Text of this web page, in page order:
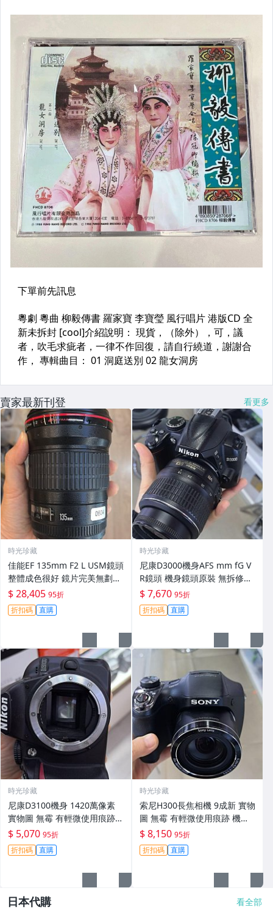
賣家最新刊登 看更多
時光珍藏
佳能EF 135mm F2 L USM鏡頭
整體成色很好 鏡片完美無劃痕
功能一切正常 無拆修無-3430
$ 28,405 95折
折扣碼 直購
時光珍藏
尼康D3000機身AFS mm fG V
R鏡頭 機身鏡頭原裝 無拆修無
翻新 有輕微使用痕跡 鏡頭-34
30
$ 7,670 95折
折扣碼 直購
時光珍藏
尼康D3100機身 1420萬像素
實物圖 無霉 有輕微使用痕跡
機身原裝 無拆修無翻新 臨-34
3
$ 5,070 95折
折扣碼 直購
時光珍藏
索尼H300長焦相機 9成新 實物
圖 無霉 有輕微使用痕跡 機身
鏡頭原裝 無拆修無翻新-3430
$ 8,150 95折
折扣碼 直購
日本代購 看全部